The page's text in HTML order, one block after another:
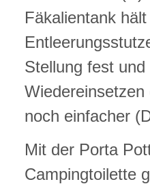
Fäkalientank
Stellung fest
Wiedereinsetzen
noch einfacher
Mit der Porta
Campingtoilette